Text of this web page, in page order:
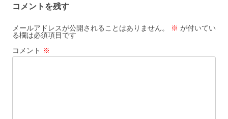
コメントを残す
メールアドレスが公開されることはありません。 ※ が付いてい
る欄は必須項目です
コメント ※